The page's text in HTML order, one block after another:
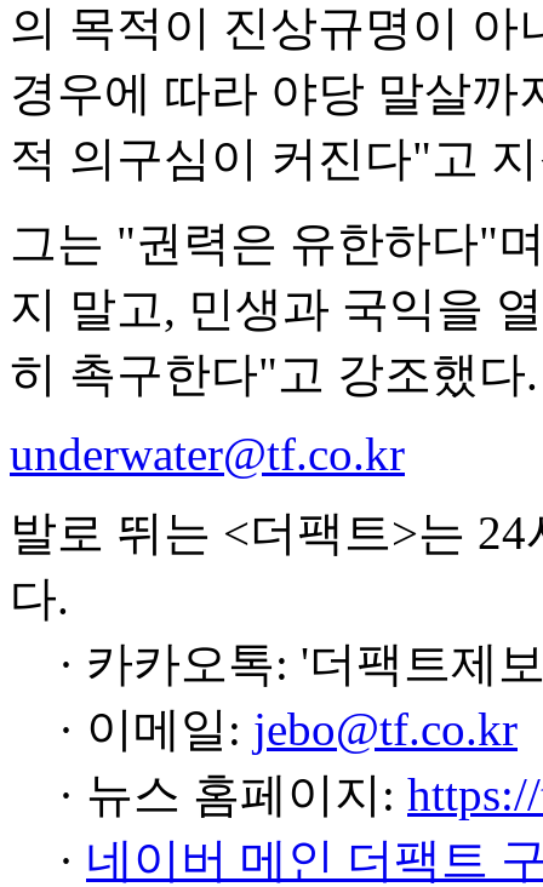
의 목적이 진상규명이 아
경우에 따라 야당 말살까
적 의구심이 커진다"고
그는 "권력은 유한하다"
지 말고, 민생과 국익을
히 촉구한다"고 강조했다.
underwater@tf.co.kr
발로 뛰는 <더팩트>는
다.
· 카카오톡: '더팩트제
· 이메일: jebo@tf.co.kr
· 뉴스 홈페이지:
· 네이버 메인 더팩트